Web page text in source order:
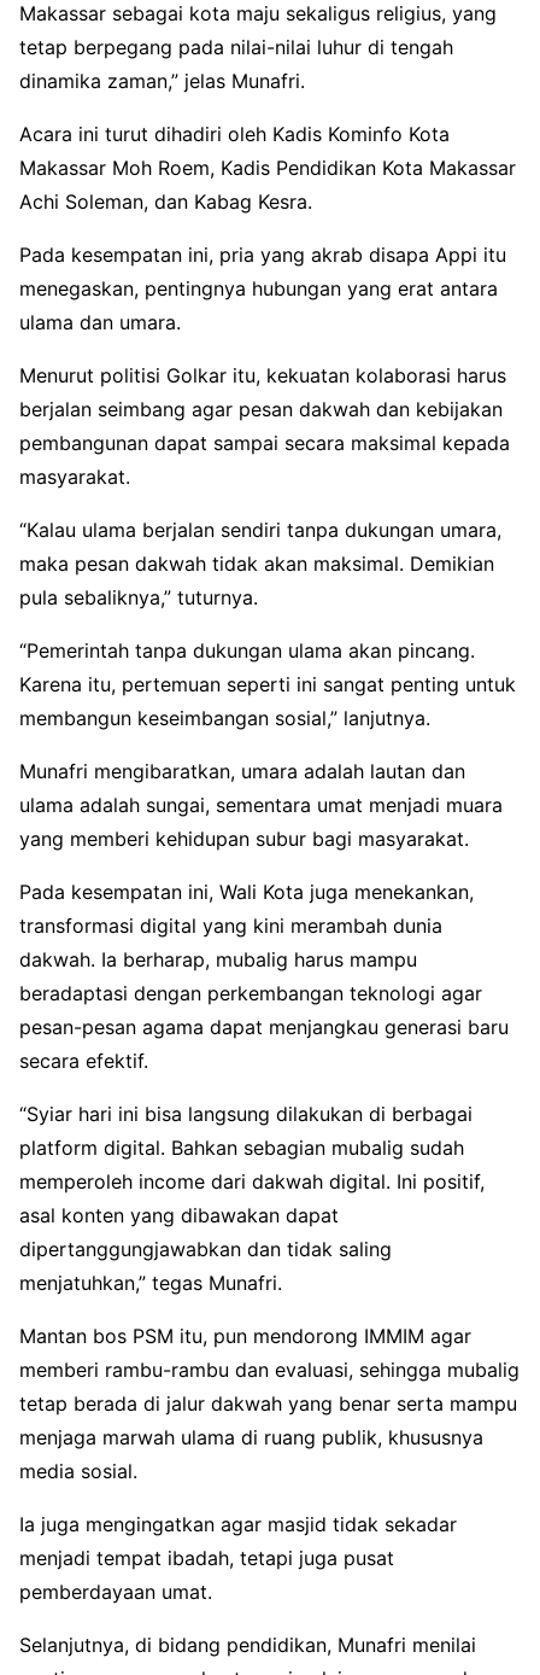
Makassar sebagai kota maju sekaligus religius, yang
tetap berpegang pada nilai-nilai luhur di tengah
dinamika zaman,” jelas Munafri.
Acara ini turut dihadiri oleh Kadis Kominfo Kota
Makassar Moh Roem, Kadis Pendidikan Kota Makassar
Achi Soleman, dan Kabag Kesra.
Pada kesempatan ini, pria yang akrab disapa Appi itu
menegaskan, pentingnya hubungan yang erat antara
ulama dan umara.
Menurut politisi Golkar itu, kekuatan kolaborasi harus
berjalan seimbang agar pesan dakwah dan kebijakan
pembangunan dapat sampai secara maksimal kepada
masyarakat.
“Kalau ulama berjalan sendiri tanpa dukungan umara,
maka pesan dakwah tidak akan maksimal. Demikian
pula sebaliknya,” tuturnya.
“Pemerintah tanpa dukungan ulama akan pincang.
Karena itu, pertemuan seperti ini sangat penting untuk
membangun keseimbangan sosial,” lanjutnya.
Munafri mengibaratkan, umara adalah lautan dan
ulama adalah sungai, sementara umat menjadi muara
yang memberi kehidupan subur bagi masyarakat.
Pada kesempatan ini, Wali Kota juga menekankan,
transformasi digital yang kini merambah dunia
dakwah. Ia berharap, mubalig harus mampu
beradaptasi dengan perkembangan teknologi agar
pesan-pesan agama dapat menjangkau generasi baru
secara efektif.
“Syiar hari ini bisa langsung dilakukan di berbagai
platform digital. Bahkan sebagian mubalig sudah
memperoleh income dari dakwah digital. Ini positif,
asal konten yang dibawakan dapat
dipertanggungjawabkan dan tidak saling
menjatuhkan,” tegas Munafri.
Mantan bos PSM itu, pun mendorong IMMIM agar
memberi rambu-rambu dan evaluasi, sehingga mubalig
tetap berada di jalur dakwah yang benar serta mampu
menjaga marwah ulama di ruang publik, khususnya
media sosial.
Ia juga mengingatkan agar masjid tidak sekadar
menjadi tempat ibadah, tetapi juga pusat
pemberdayaan umat.
Selanjutnya, di bidang pendidikan, Munafri menilai